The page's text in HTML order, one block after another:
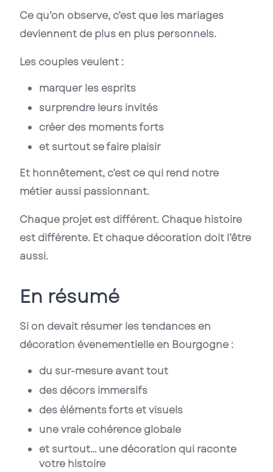
Ce qu’on observe, c’est que les mariages
deviennent de plus en plus personnels.
Les couples veulent :
marquer les esprits
surprendre leurs invités
créer des moments forts
et surtout se faire plaisir
Et honnêtement, c’est ce qui rend notre
métier aussi passionnant.
Chaque projet est différent. Chaque histoire
est différente. Et chaque décoration doit l’être
aussi.
En résumé
Si on devait résumer les tendances en
décoration évenementielle en Bourgogne :
du sur-mesure avant tout
des décors immersifs
des éléments forts et visuels
une vraie cohérence globale
et surtout… une décoration qui raconte
votre histoire